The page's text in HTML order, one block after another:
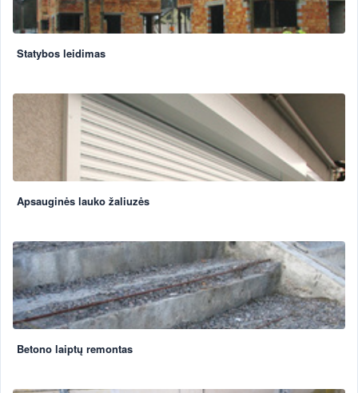
Statybos leidimas
Apsauginės lauko žaliuzės
Betono laiptų remontas